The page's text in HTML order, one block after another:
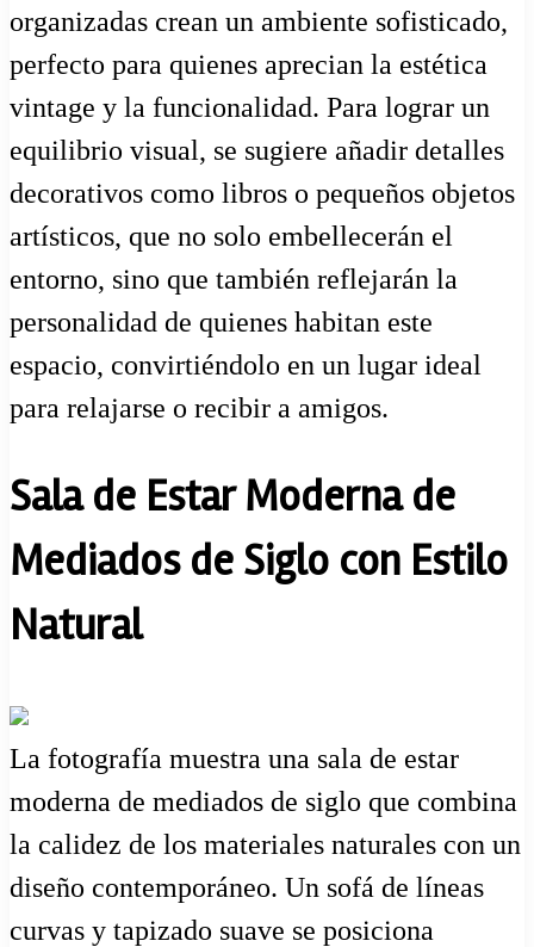
organizadas crean un ambiente sofisticado,
perfecto para quienes aprecian la estética
vintage y la funcionalidad. Para lograr un
equilibrio visual, se sugiere añadir detalles
decorativos como libros o pequeños objetos
artísticos, que no solo embellecerán el
entorno, sino que también reflejarán la
personalidad de quienes habitan este
espacio, convirtiéndolo en un lugar ideal
para relajarse o recibir a amigos.
Sala de Estar Moderna de
Mediados de Siglo con Estilo
Natural
La fotografía muestra una sala de estar
moderna de mediados de siglo que combina
la calidez de los materiales naturales con un
diseño contemporáneo. Un sofá de líneas
curvas y tapizado suave se posiciona